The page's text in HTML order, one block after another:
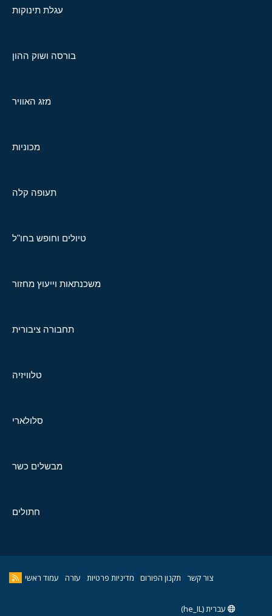
עגלת תינוקות
בורסה ושוק ההון
מזג האוויר
מכוניות
תעופה קלה
טיולים וחופש בחו"ל
משכנתאות וייעוץ מחזור
תחבורה ציבורית
טלוויזיה
סלולארי
מבשלים כשר
חתולים
צור קשר תקנון הפורום מדיניות פרטיות עזרה עמוד ראשי
עברית (he_IL)